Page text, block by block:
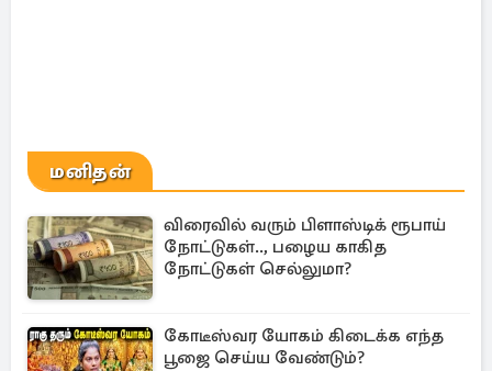
மனிதன்
விரைவில் வரும் பிளாஸ்டிக் ரூபாய்
நோட்டுகள்.., பழைய காகித
நோட்டுகள் செல்லுமா?
கோடீஸ்வர யோகம் கிடைக்க எந்த
பூஜை செய்ய வேண்டும்?